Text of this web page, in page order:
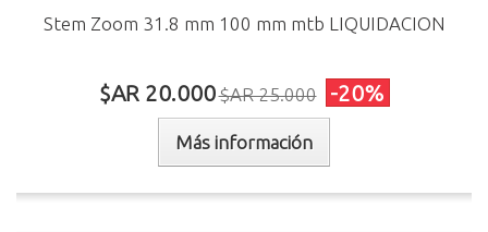
Stem Zoom 31.8 mm 100 mm mtb LIQUIDACION
$AR 20.000$AR 25.000 -20%
Más información